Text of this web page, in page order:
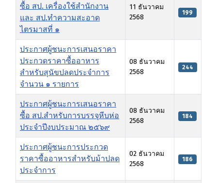
ซื้อ สป. เครื่องใช้สำนักงาน
และ สป.ทำความสะอาด
ไตรมาสที่ ๑
11 ธันวาคม
2568
199
ประกาศผู้ชนะการเสนอราคา
ประกวดราคาซื้ออาหาร
สำหรับสุนัขปลดประจำการ
จำนวน ๑ รายการ
08 ธันวาคม
2568
244
ประกาศผู้ชนะการเสนอราคา
ซื้อ สป.สำหรับการบรรจุหีบห่อ
ประจำปีงบประมาณ ๒๕๖๙
08 ธันวาคม
2568
184
ประกาศผู้ชนะการประกวด
ราคาซื้ออาหารสำหรับม้าปลด
ประจำการ
02 ธันวาคม
2568
186